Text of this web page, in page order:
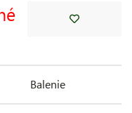
Balenie